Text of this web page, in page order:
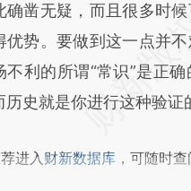
确凿无疑，而且很多时
优势。要做到这一点并
不利的所谓“常识”是正
历史就是你进行这种验证
进入 财新数据库 ，可随时